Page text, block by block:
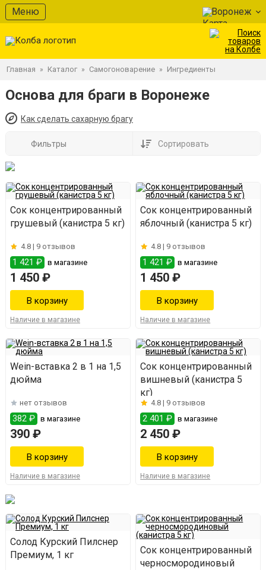
Меню Воронеж
Главная » Каталог » Самогоноварение » Ингредиенты
Основа для браги в Воронеже
Как сделать сахарную брагу
Фильтры Сортировать
Сок концентрированный
грушевый (канистра 5 кг)
4.8 | 9 отзывов
1 421 ₽ в магазине
1 450 ₽
Наличие в магазине
Сок концентрированный
яблочный (канистра 5 кг)
4.8 | 9 отзывов
1 421 ₽ в магазине
1 450 ₽
Наличие в магазине
Wein-вставка 2 в 1 на 1,5
дюйма
нет отзывов
382 ₽ в магазине
390 ₽
Наличие в магазине
Сок концентрированный
вишневый (канистра 5
кг)
4.8 | 9 отзывов
2 401 ₽ в магазине
2 450 ₽
Наличие в магазине
Солод Курский Пилснер
Премиум, 1 кг
Сок концентрированный
черносмородиновый